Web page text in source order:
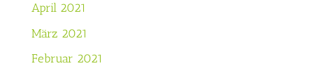
April 2021
März 2021
Februar 2021